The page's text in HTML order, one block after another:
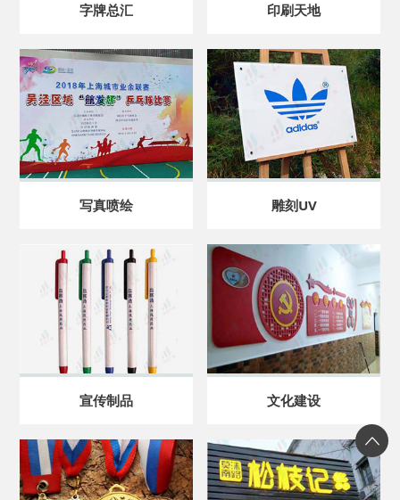
字牌总汇 印刷天地
写真喷绘 雕刻UV
宣传制品 文化建设